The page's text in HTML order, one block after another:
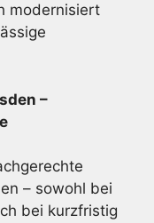
modernisiert
–
– sowohl bei
bei kurzfristig